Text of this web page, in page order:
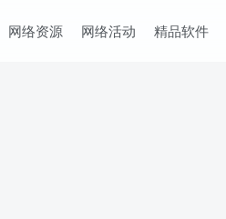
网络资源 网络活动 精品软件